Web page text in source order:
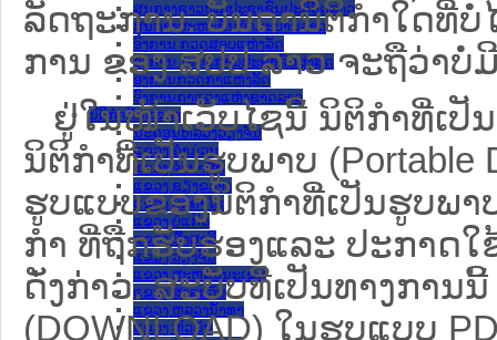
ສູນກາງຊາວໜຸ່ມປະຊາຊົນປະຕິວັດລາວ
ສູນກາງສະຫະພັນກຳມະບານລາວ
ອົງການ ກວດສອບແຫ່ງລັດ
ອົງການ ໄອຍະການປະຊາຊົນສູງສຸດ
ອົງການກວດກາແຫ່ງລັດ
ອົງການກາແດງແຫ່ງຊາດລາວ
ນິຕິກໍາຂັ້ນແຂວງ
ນະ​ຄອນ​ຫລວງວຽງຈັນ
ແຂວງ ຄໍາມ່ວນ
ແຂວງ ຈໍາປາສັກ
ແຂວງ ຊຽງຂວາງ
ແຂວງ ບໍລິຄໍາໄຊ
ແຂວງ ບໍ່ແກ້ວ
ແຂວງ ຜົ້ງສາລີ
ແຂວງ ວຽງຈັນ
ແຂວງ ສະຫວັນນະເຂດ
ແຂວງ ສາລະວັນ
ແຂວງ ຫລວງນໍ້າທາ
ແຂວງ ຫົວພັນ
ລັດຖະການ. ບັນ​ດາ​ນິ​ຕິ​ກຳ​ໃດ​ທີ່
ການ ຂອງ ສປ​ປ ລາວ ​ຈະຖື​ວ່າ
ຢູ່ໃນໜ້າ​ເວັບ​ໄຊ​ນີ້ ນິຕິກຳທີ່ເປັ
ນິຕິກໍາທີ່ເປັນຮູບພາບ (Portable
ຮູບແບບຂອງນິຕິກໍາທີ່ເປັນຮູບພ
ກໍາ ທີ່ຖືກຮັບຮອງແລະ ປະກາດ
ດັ່ງກ່າວ. ສະບັບທີ່ເປັນທາງການ
(DOWNLOAD) ໃນຮູບແບບ